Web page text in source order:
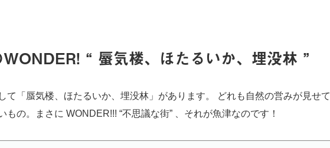
“ 蜃気楼、ほたるいか、埋没林 ”
て「蜃気楼、ほたるいか、埋没林」があります。 どれも自然の営みが見せて
もの。まさに WONDER!!! “不思議な街” 、それが魚津なのです！